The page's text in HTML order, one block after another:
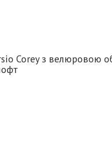
Corey з велюровою